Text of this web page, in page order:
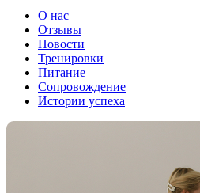
О нас
Отзывы
Новости
Тренировки
Питание
Сопровождение
Истории успеха